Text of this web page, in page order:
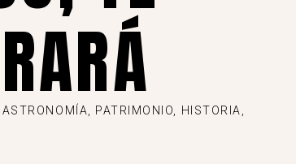
PATRIMONIO, HISTORIA,